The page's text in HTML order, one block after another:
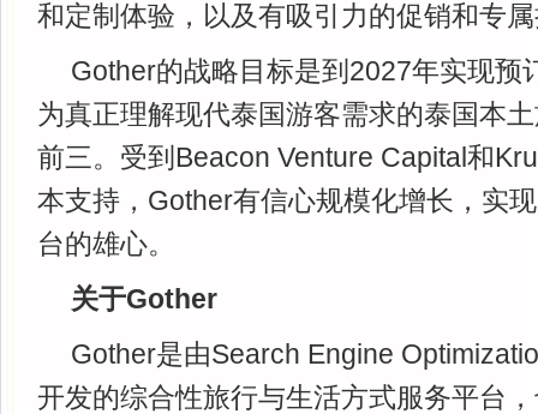
和定制体验，以及有吸引力的促销和专
Gother的战略目标是到2027年实现预
为真正理解现代泰国游客需求的泰国本
前三。受到Beacon Venture Capital和
本支持，Gother有信心规模化增长，实
台的雄心。
关于Gother
Gother是由Search Engine
开发的综合性旅行与生活方式服务平台